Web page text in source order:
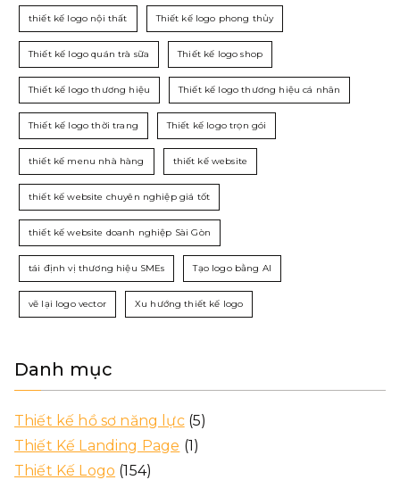
thiết kế logo nội thất Thiết kế logo phong thủy
Thiết kế logo quán trà sữa Thiết kế logo shop
Thiết kế logo thương hiệu Thiết kế logo thương hiệu cá nhân
Thiết kế logo thời trang Thiết kế logo trọn gói
thiết kế menu nhà hàng thiết kế website
thiết kế website chuyên nghiệp giá tốt
thiết kế website doanh nghiệp Sài Gòn
tái định vị thương hiệu SMEs Tạo logo bằng AI
vẽ lại logo vector Xu hướng thiết kế logo
Danh mục
Thiết kế hồ sơ năng lực(5)
Thiết Kế Landing Page (1)
Thiết Kế Logo (154)